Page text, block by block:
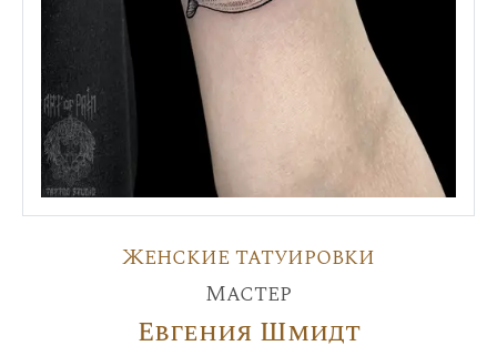
Женские татуировки
Мастер
Евгения Шмидт